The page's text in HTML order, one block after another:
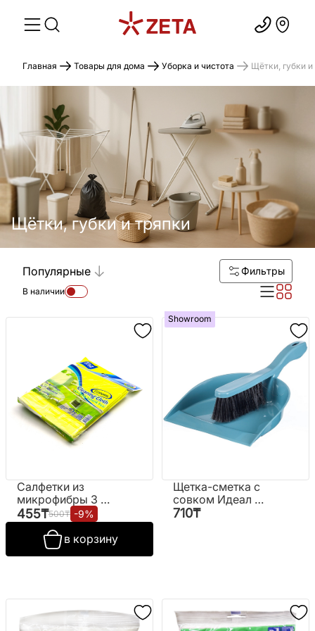
Главная Товары для дома Уборка и чистота Щётки, губки и
Щётки, губки и тряпки
Популярные Фильтры
В наличии
Салфетки из
микрофибры 3 шт.
№ТР-703
455₸500₸ -9%
в корзину
Showroom
Щетка-сметка с
совком Идеал №
М 5171
710₸